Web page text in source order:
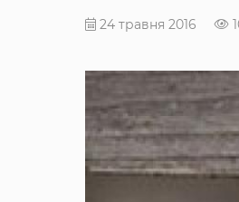
24 травня 2016